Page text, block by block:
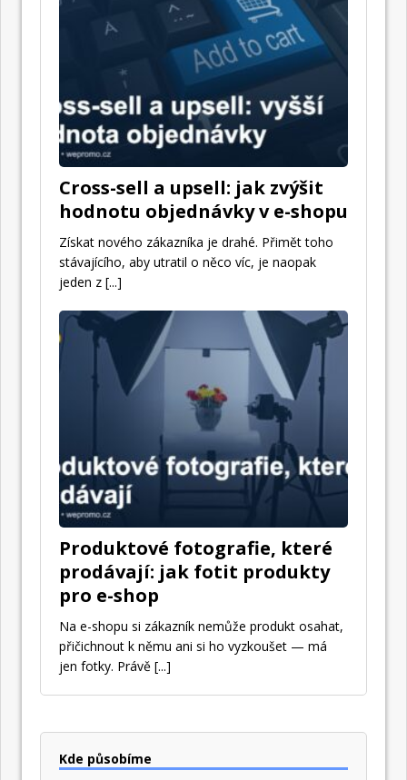
Cross-sell a upsell: jak zvýšit
hodnotu objednávky v e-shopu
Získat nového zákazníka je drahé. Přimět toho
stávajícího, aby utratil o něco víc, je naopak
jeden z [...]
Produktové fotografie, které
prodávají: jak fotit produkty
pro e-shop
Na e-shopu si zákazník nemůže produkt osahat,
přičichnout k němu ani si ho vyzkoušet — má
jen fotky. Právě [...]
Kde působíme